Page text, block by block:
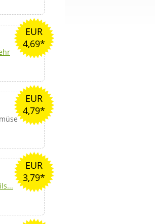
EUR
4,69*
EUR
4,79*
EUR
3,79*